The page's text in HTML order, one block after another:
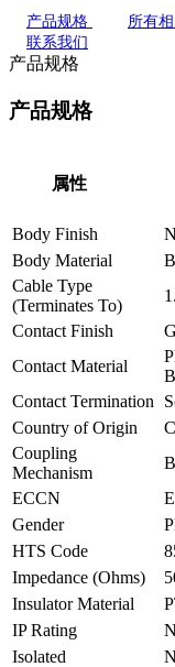
产品规格 所有
联系我们
产品规格
产品规格
属性
Body Finish
Body Material
Cable Type
(Terminates To)
Contact Finish
Contact Material
Contact Termination
Country of Origin
Coupling
Mechanism
ECCN
Gender
HTS Code
Impedance (Ohms)
Insulator Material
IP Rating
Isolated